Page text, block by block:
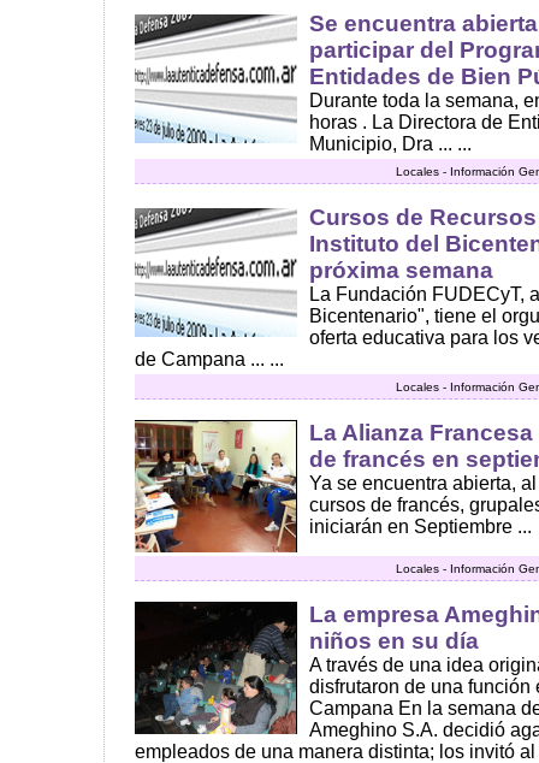
Se encuentra
participar del
Entidades de Bien
Durante toda la semana,
horas . La Directora de
Municipio, Dra ... ...
Locales - Información
Cursos de
Instituto del
próxima semana
La Fundación FUDECyT,
Bicentenario", tiene el
oferta educativa para los
de Campana ... ...
Locales - Información
La Alianza
de francés en
Ya se encuentra abierta,
cursos de francés,
iniciarán en Septiembre ...
Locales - Información
La empresa
niños en su día
A través de una idea
disfrutaron de una
Campana En la semana
Ameghino S.A. decidió
empleados de una manera distinta; los invitó al